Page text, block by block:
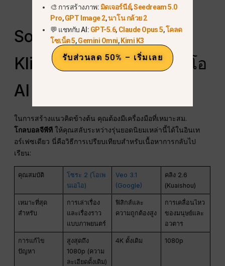
ศึกษา.
Sora 2 vs. Veo 3.1 vs.
Kling 2.6: เครื่องสร้างวิดีโอ
AI ตัวไหนดีที่สุด?
ในการสร้างแนวคิดข้างต้น คุณต้องมีเครื่องมือที่เหมาะสม.
โกลบอลจีพีที ให้คุณสลับระหว่างรุ่นยอดนิยมเหล่านี้ได้ในอินเท
อร์เฟซเดียว นี่คือวิธีการเปรียบเทียบสำหรับเนื้อหาการกลับไป
เรียน:
คุณสมบัติ
โซระ 2 (โอเพ
นเอไอ)
Veo 3.1
(Google)
คลิง 2.6
(Kuaishou)
เหมาะที่สุด
สำหรับ
การเล่าเรื่อง
และเรื่องราว
แบบภาพยนตร์
ฟิสิกส์และ
ความถูกต้องสูง
การเคลื่อนไหว
ของมนุษย์และ
อวตาร
การแก้ไข
ปัญหา
สูงสุดถึง
1080p (ความ
ละเอียดดั้งเดิม)
4K ดั้งเดิม 1080p
🎨 การสร้างภาพ: มิดเจอร์นีย์,Seedream 5.0
Pro,GPT Image 2,นาโน กล้วย 2
💬 แชทกับ AI: GPT-5.6, Claude Opus 5,โคลด
โซเน็ต 5,Gemini Omni,Kimi K3
รับส่วนลด 50% – เริ่มเลย